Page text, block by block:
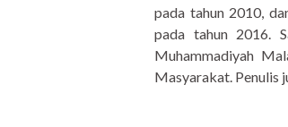
pada tahun 2010,
pada tahun 2016.
Muhammadiyah
Masyarakat. Penulis